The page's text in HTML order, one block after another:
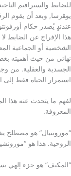
للضابط والسيرافيم
يوﭭرسا, وبعد أن يقوم
عندئذٍ يُصدر حكام
هذا الإفراج عن الضابط
الشخصية أو الجماعية
نهائي من حيث أهميته
الجسدية والعقلية. من
استمرار الحياة فقط إلى
لفهم ما يتحدث عنه هذا
المعروفة.
“مورونتيال” هو مصطلح
الروحية. هذا هو
“المكيف” هو جزء إلهي